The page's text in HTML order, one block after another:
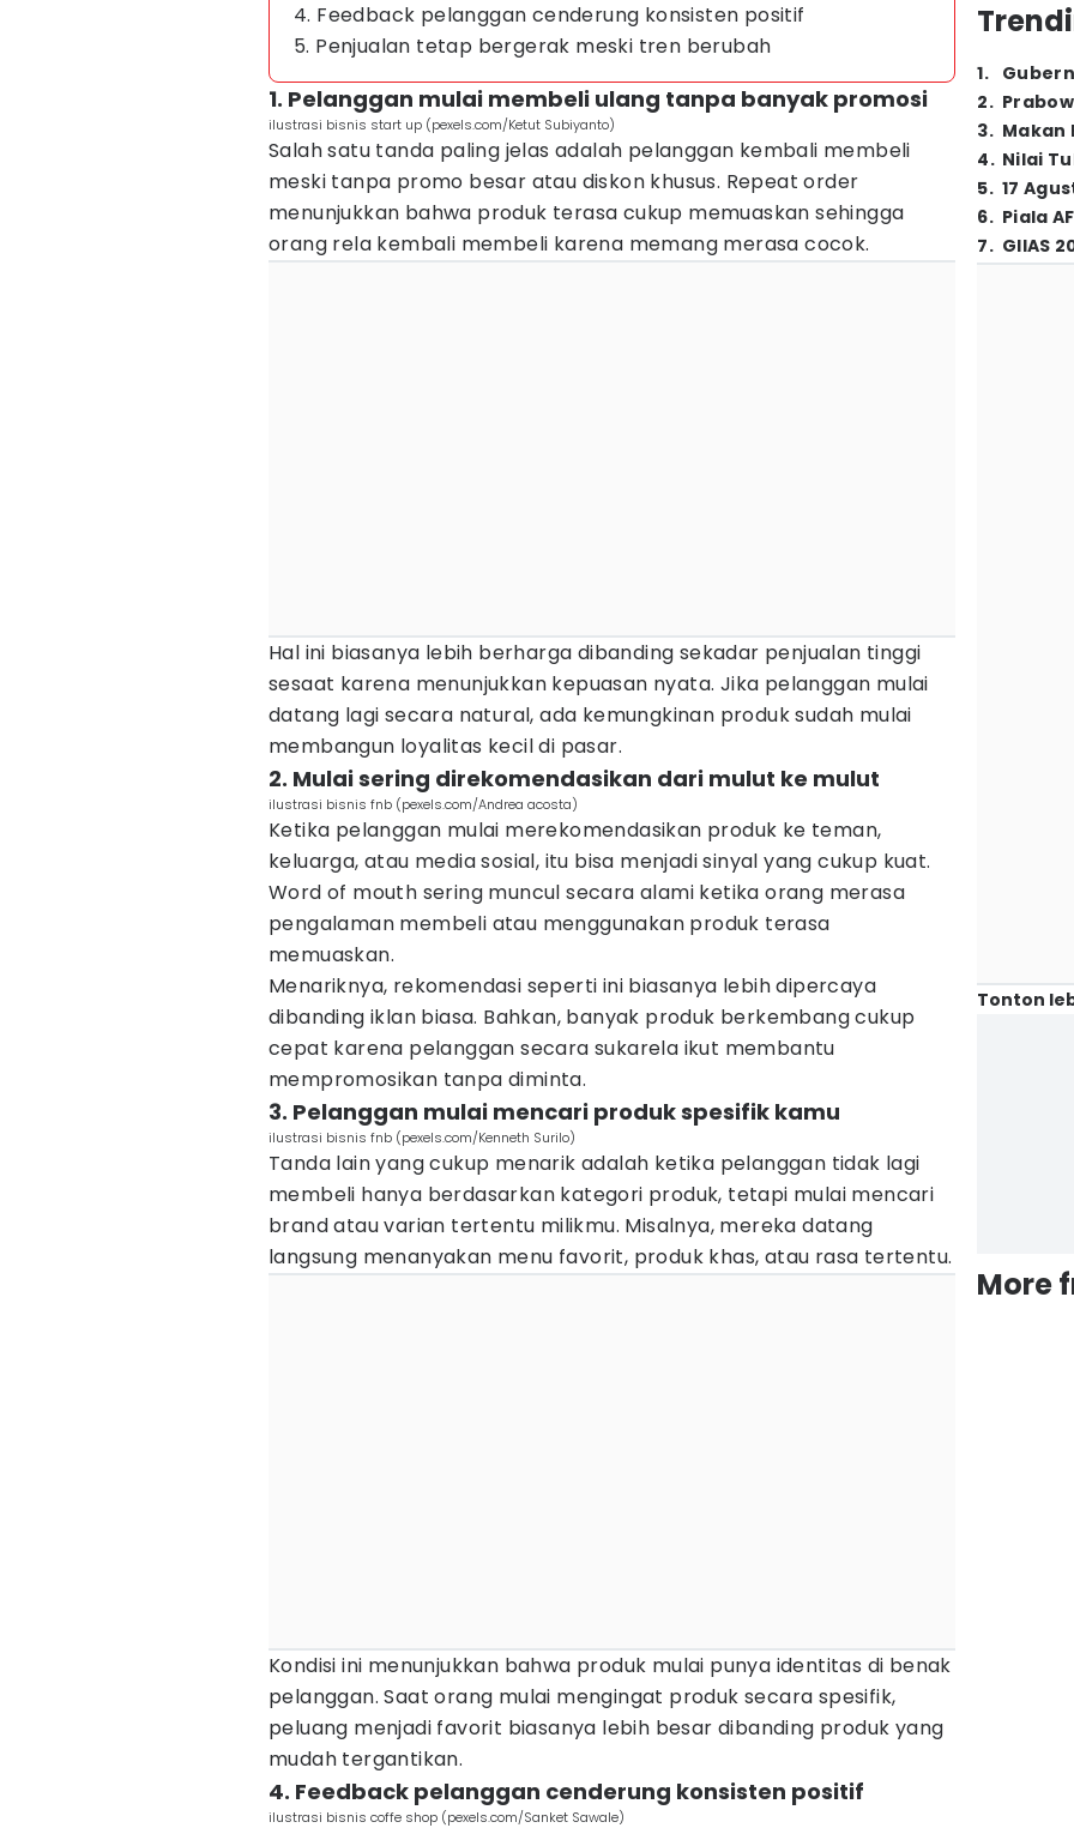
4. Feedback pelanggan cenderung konsisten positif
5. Penjualan tetap bergerak meski tren berubah
1. Pelanggan mulai membeli ulang tanpa banyak promosi
ilustrasi bisnis start up (pexels.com/Ketut Subiyanto)
Salah satu tanda paling jelas adalah pelanggan kembali membeli
meski tanpa promo besar atau diskon khusus. Repeat order
menunjukkan bahwa produk terasa cukup memuaskan sehingga
orang rela kembali membeli karena memang merasa cocok.
Hal ini biasanya lebih berharga dibanding sekadar penjualan tinggi
sesaat karena menunjukkan kepuasan nyata. Jika pelanggan mulai
datang lagi secara natural, ada kemungkinan produk sudah mulai
membangun loyalitas kecil di pasar.
2. Mulai sering direkomendasikan dari mulut ke mulut
ilustrasi bisnis fnb (pexels.com/Andrea acosta)
Ketika pelanggan mulai merekomendasikan produk ke teman,
keluarga, atau media sosial, itu bisa menjadi sinyal yang cukup kuat.
Word of mouth sering muncul secara alami ketika orang merasa
pengalaman membeli atau menggunakan produk terasa
memuaskan.
Menariknya, rekomendasi seperti ini biasanya lebih dipercaya
dibanding iklan biasa. Bahkan, banyak produk berkembang cukup
cepat karena pelanggan secara sukarela ikut membantu
mempromosikan tanpa diminta.
3. Pelanggan mulai mencari produk spesifik kamu
ilustrasi bisnis fnb (pexels.com/Kenneth Surilo)
Tanda lain yang cukup menarik adalah ketika pelanggan tidak lagi
membeli hanya berdasarkan kategori produk, tetapi mulai mencari
brand atau varian tertentu milikmu. Misalnya, mereka datang
langsung menanyakan menu favorit, produk khas, atau rasa tertentu.
Kondisi ini menunjukkan bahwa produk mulai punya identitas di benak
pelanggan. Saat orang mulai mengingat produk secara spesifik,
peluang menjadi favorit biasanya lebih besar dibanding produk yang
mudah tergantikan.
4. Feedback pelanggan cenderung konsisten positif
ilustrasi bisnis coffe shop (pexels.com/Sanket Sawale)
1.
2.
3. Makan
4. Nilai
5. 17
6. Piala
7. GIIAS
Tonton
More